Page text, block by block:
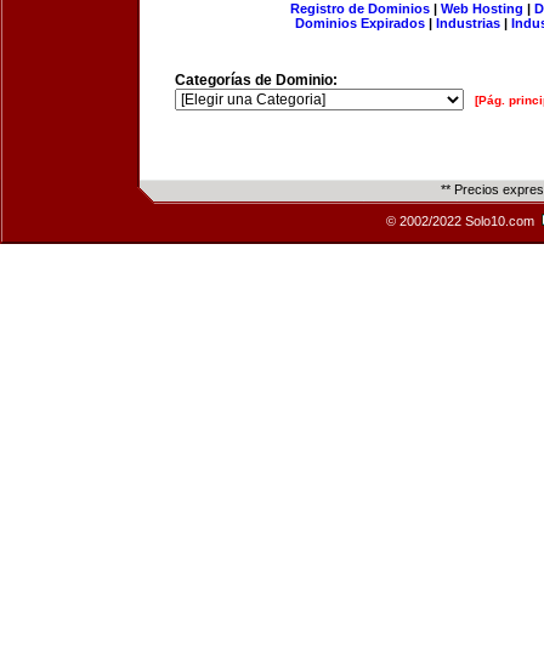
Registro de Dominios| Web Hosting |
Dominios Expirados | Industrias |
Categorías de Dominio:
[Pág.
** Precios
© 2002/2022 Solo10.com